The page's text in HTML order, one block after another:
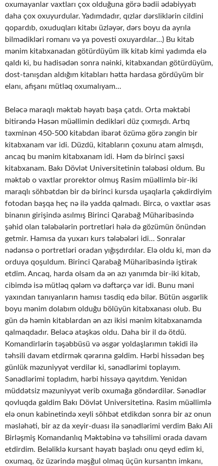
oxumayanlar vaxtları çox olduğuna görə bədii ədəbiyyatı
daha çox oxuyurdular. Yadımdadır, qızlar dərsliklərin cildini
qopardıb, oxuduqları kitabı üzləyər, dərs boyu da ayrıla
bilmədikləri romanı və ya povesti oxuyardılar…) Bu kitab
mənim kitabxanadan götürdüyüm ilk kitab kimi yadımda elə
qaldı ki, bu hadisədən sonra nəinki, kitabxandan götürdüyüm,
dost-tanışdan aldığım kitabları hətta hardasa gördüyüm bir
elanı, afişanı mütləq oxumalıyam…
Beləcə maraqlı məktəb həyatı başa çatdı. Orta məktəbi
bitirəndə Həsən müəllimin dedikləri düz çıxmışdı. Artıq
təxminən 450-500 kitabdan ibarət özümə görə zəngin bir
kitabxanam var idi. Düzdü, kitabların çoxunu atam almışdı,
ancaq bu mənim kitabxanam idi. Həm də birinci şəxsi
kitabxanam. Bakı Dövlət Universitetinin tələbəsi oldum. Bu
məktəb o vaxtlar prorektor olmuş Rasim müəllimlə bir-iki
maraqlı söhbətdən bir də birinci kursda uşaqlarla çəkdirdiyim
fotodan başqa heç nə ilə yadda qalmadı. Bircə, o vaxtlar əsas
binanın girişində asılmış Birinci Qarabağ Müharibəsində
şəhid olan tələbələrin portretləri hələ də gözümün önündən
getmir. Hamısa da yuxarı kurs tələbələri idi… Sonralar
nədənsə o portretləri oradan yığışdırdılar. Elə oldu ki, mən də
orduya qoşuldum. Birinci Qarabağ Müharibəsində iştirak
etdim. Ancaq, harda olsam da ən azı yanımda bir-iki kitab,
cibimdə isə mütləq qələm və dəftərçə var idi. Bunu məni
yaxından tanıyanların hamısı təsdiq edə bilər. Bütün əsgərlik
boyu mənim dolabım olduğu bölüyün kitabxanası olub. Bu
gün də həmin kitablardan ən azı ikisi mənim kitabxanamda
qalmaqdadır. Beləcə atəşkəs oldu. Daha bir il də ötdü.
Komandirlərin təşəbbüsü və əsgər yoldaşlarımın təkidi ilə
təhsili davam etdirmək qərarına gəldim. Hərbi hissədən beş
günlük məzuniyyət verdilər ki, sənədlərimi toplayım.
Sənədlərimi topladım, hərbi hissəyə qayıtdım. Yenidən
müddətsiz məzuniyyət verib oxumağa göndərdilər. Sənədlər
qovluqda gəldim Bakı Dövlət Universitetinə. Rasim müəllimlə
elə onun kabinetində xeyli söhbət etdikdən sonra bir az onun
məsləhəti, bir az da xeyir-duası ilə sənədlərimi verdim Bakı Ali
Birləşmiş Komandanlıq Məktəbinə və təhsilimi orada davam
etdirdim. Beləliklə kursant həyatı başladı onu qeyd edim ki,
oxumaq, öz üzərində məşğul olmaq üçün kursantın imkanı,